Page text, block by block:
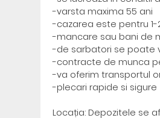
-varsta maxima 55 ani
-cazarea este pentru
-mancare sau bani de
-de sarbatori se poate
-contracte de munca
-va oferim transportul
-plecari rapide si sigure
Locația: Depozitele se